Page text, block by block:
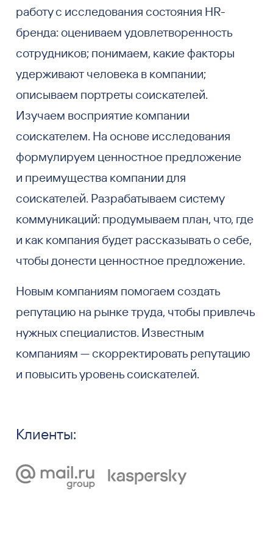
работу с исследования состояния HR-
бренда: оцениваем удовлетворенность
сотрудников; понимаем, какие факторы
удерживают человека в компании;
описываем портреты соискателей.
Изучаем восприятие компании
соискателем. На основе исследования
формулируем ценностное предложение
и преимущества компании для
соискателей. Разрабатываем систему
коммуникаций: продумываем план, что, где
и как компания будет рассказывать о себе,
чтобы донести ценностное предложение.
Новым компаниям помогаем создать
репутацию на рынке труда, чтобы привлечь
нужных специалистов. Известным
компаниям — скорректировать репутацию
и повысить уровень соискателей.
Клиенты: